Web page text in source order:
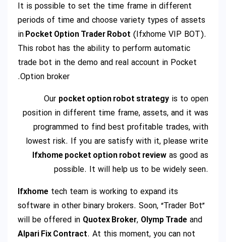
It is possible to set the time frame in different
periods of time and choose variety types of assets
inPocket Option Trader Robot (Ifxhome VIP BOT).
This robot has the ability to perform automatic
trade bot in the demo and real account in Pocket
Option broker.
Our pocket option robot strategy is to open
position in different time frame, assets, and it was
programmed to find best profitable trades, with
lowest risk. If you are satisfy with it, please write
Ifxhome pocket option robot review as good as
possible. It will help us to be widely seen.
Ifxhome tech team is working to expand its
software in other binary brokers. Soon, “Trader Bot”
will be offered in Quotex Broker, Olymp Trade and
Alpari Fix Contract. At this moment, you can not